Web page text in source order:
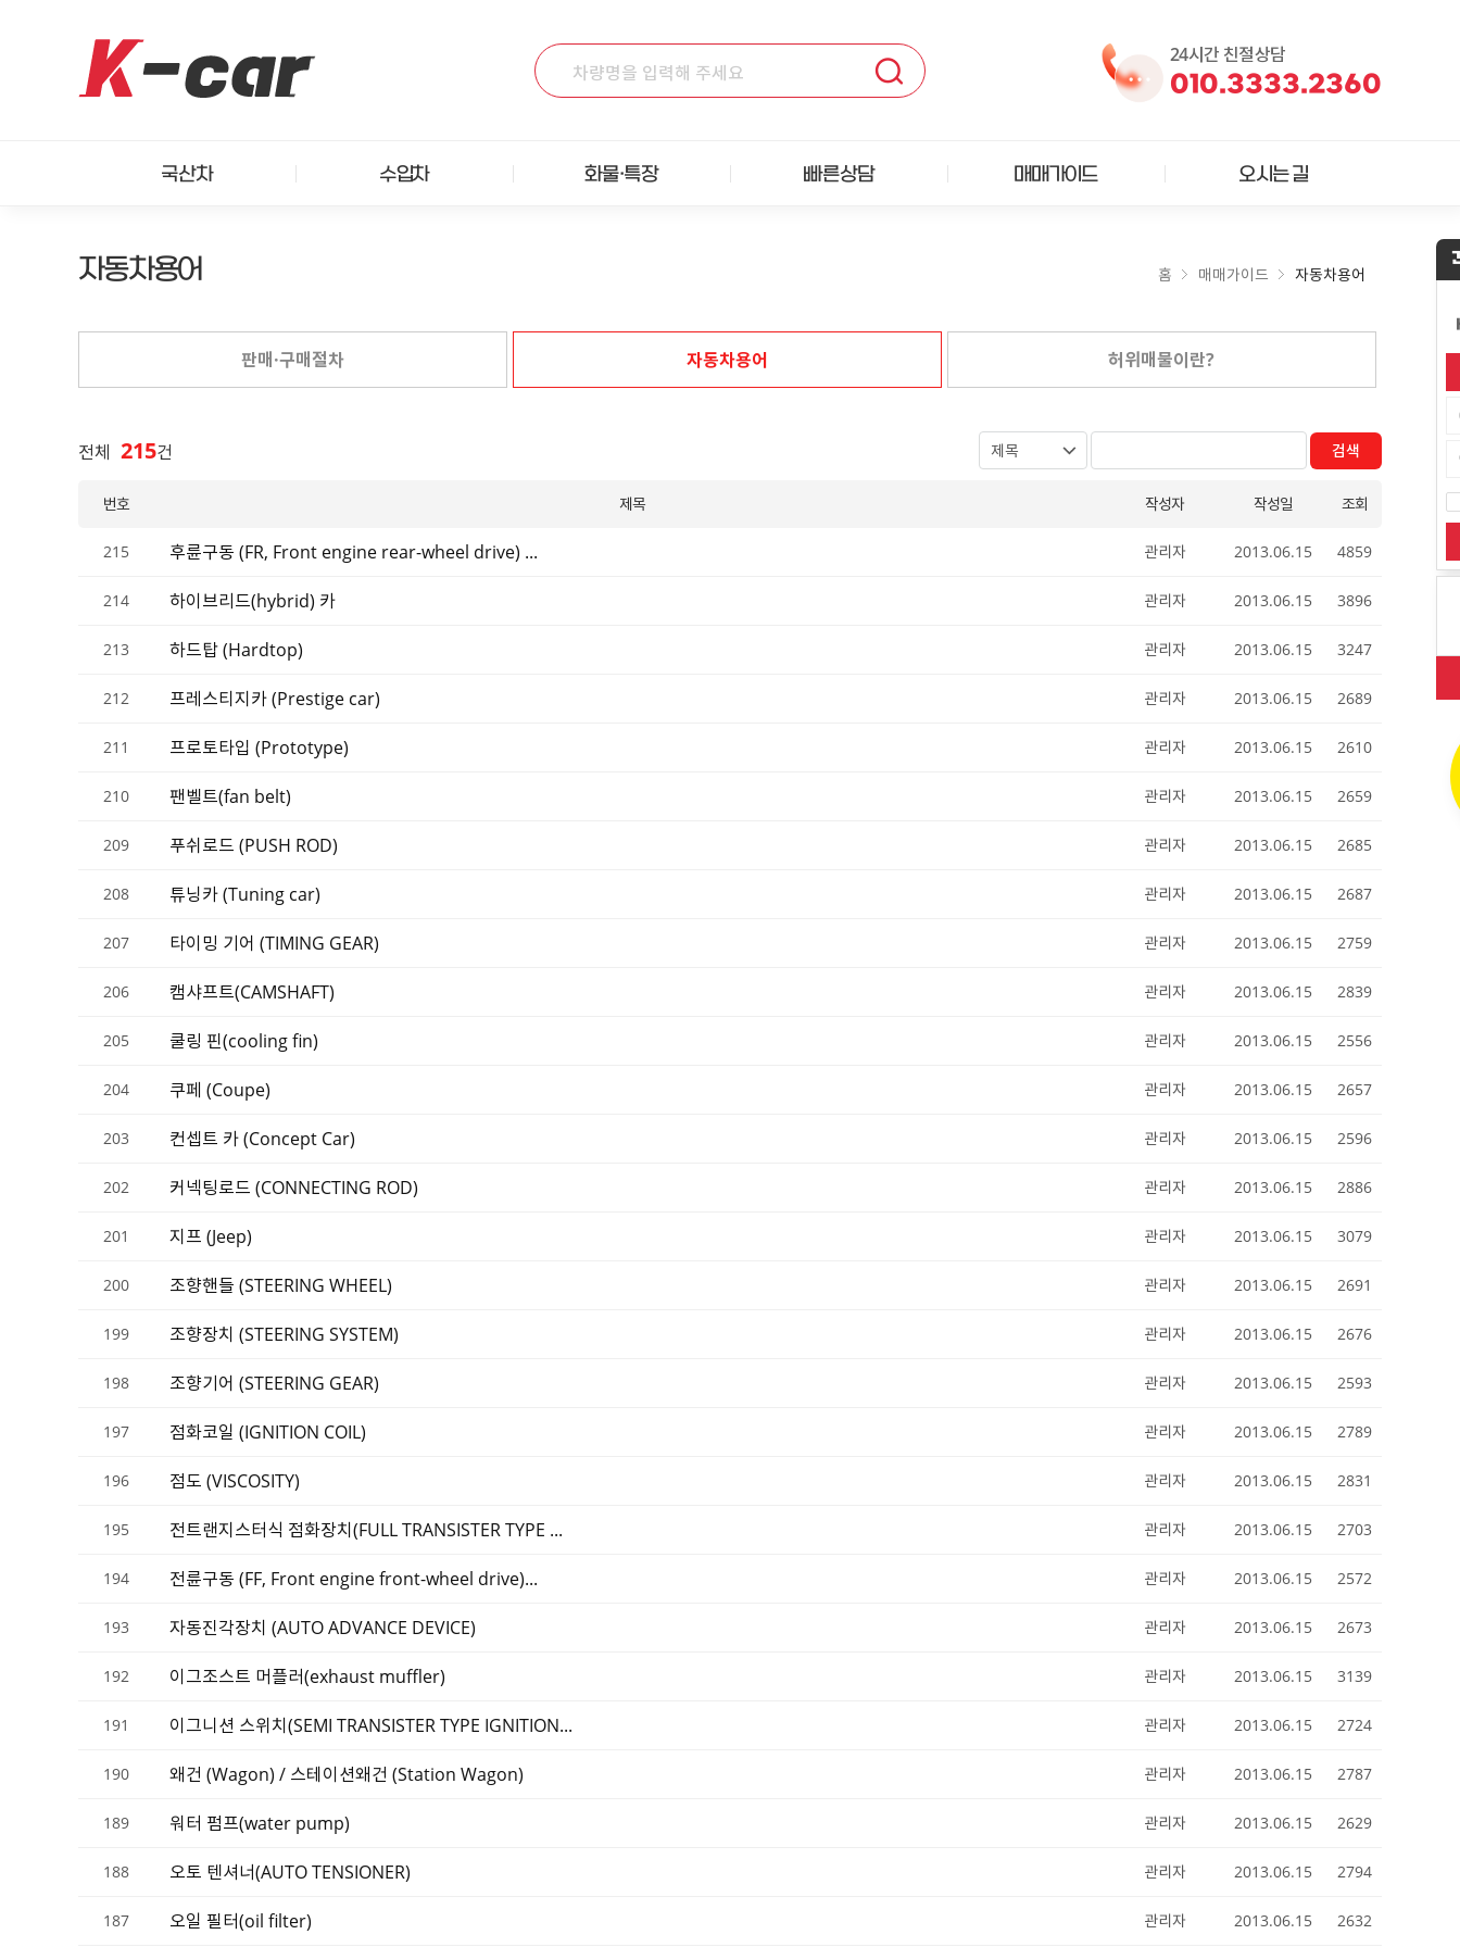
24시간 친절상담
010.3333.2360
국산차 수입차 화물·특장 빠른상담 매매가이드 오시는 길
자동차용어 홈 매매가이드 자동차용어
판매·구매절차 자동차용어 허위매물이란?
전체 215건
번호 제목 작성자 작성일 조회
215 후륜구동 (FR, Front engine rear-wheel drive) ... 관리자 2013.06.15 4859
214 하이브리드(hybrid) 카 관리자 2013.06.15 3896
213 하드탑 (Hardtop) 관리자 2013.06.15 3247
212 프레스티지카 (Prestige car) 관리자 2013.06.15 2689
211 프로토타입 (Prototype) 관리자 2013.06.15 2610
210 팬벨트(fan belt) 관리자 2013.06.15 2659
209 푸쉬로드 (PUSH ROD) 관리자 2013.06.15 2685
208 튜닝카 (Tuning car) 관리자 2013.06.15 2687
207 타이밍 기어 (TIMING GEAR) 관리자 2013.06.15 2759
206 캠샤프트(CAMSHAFT) 관리자 2013.06.15 2839
205 쿨링 핀(cooling fin) 관리자 2013.06.15 2556
204 쿠페 (Coupe) 관리자 2013.06.15 2657
203 컨셉트 카 (Concept Car) 관리자 2013.06.15 2596
202 커넥팅로드 (CONNECTING ROD) 관리자 2013.06.15 2886
201 지프 (Jeep) 관리자 2013.06.15 3079
200 조향핸들 (STEERING WHEEL) 관리자 2013.06.15 2691
199 조향장치 (STEERING SYSTEM) 관리자 2013.06.15 2676
198 조향기어 (STEERING GEAR) 관리자 2013.06.15 2593
197 점화코일 (IGNITION COIL) 관리자 2013.06.15 2789
196 점도 (VISCOSITY) 관리자 2013.06.15 2831
195 전트랜지스터식 점화장치(FULL TRANSISTER TYPE ... 관리자 2013.06.15 2703
194 전륜구동 (FF, Front engine front-wheel drive)... 관리자 2013.06.15 2572
193 자동진각장치 (AUTO ADVANCE DEVICE) 관리자 2013.06.15 2673
192 이그조스트 머플러(exhaust muffler) 관리자 2013.06.15 3139
191 이그니션 스위치(SEMI TRANSISTER TYPE IGNITION... 관리자 2013.06.15 2724
190 왜건 (Wagon) / 스테이션왜건 (Station Wagon) 관리자 2013.06.15 2787
189 워터 펌프(water pump) 관리자 2013.06.15 2629
188 오토 텐셔너(AUTO TENSIONER) 관리자 2013.06.15 2794
187 오일 필터(oil filter) 관리자 2013.06.15 2632